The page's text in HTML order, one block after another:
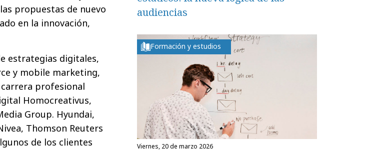
propuestas de nuevo
en la innovación,
estrategias digitales,
y mobile marketing,
profesional
Homocreativus,
Group. Hyundai,
Thomson Reuters
de los clientes
audiencias
Formación y estudios
viernes, 20 de marzo 2026